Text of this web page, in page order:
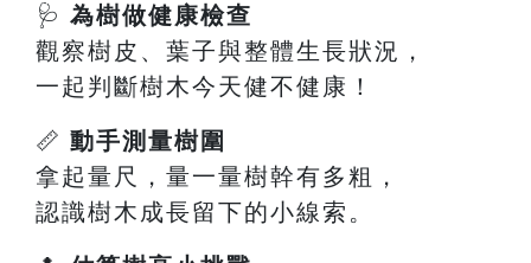
🩺 為樹做健康檢查
觀察樹皮、葉子與整體生長狀況，
一起判斷樹木今天健不健康！
📏 動手測量樹圍
拿起量尺，量一量樹幹有多粗，
認識樹木成長留下的小線索。